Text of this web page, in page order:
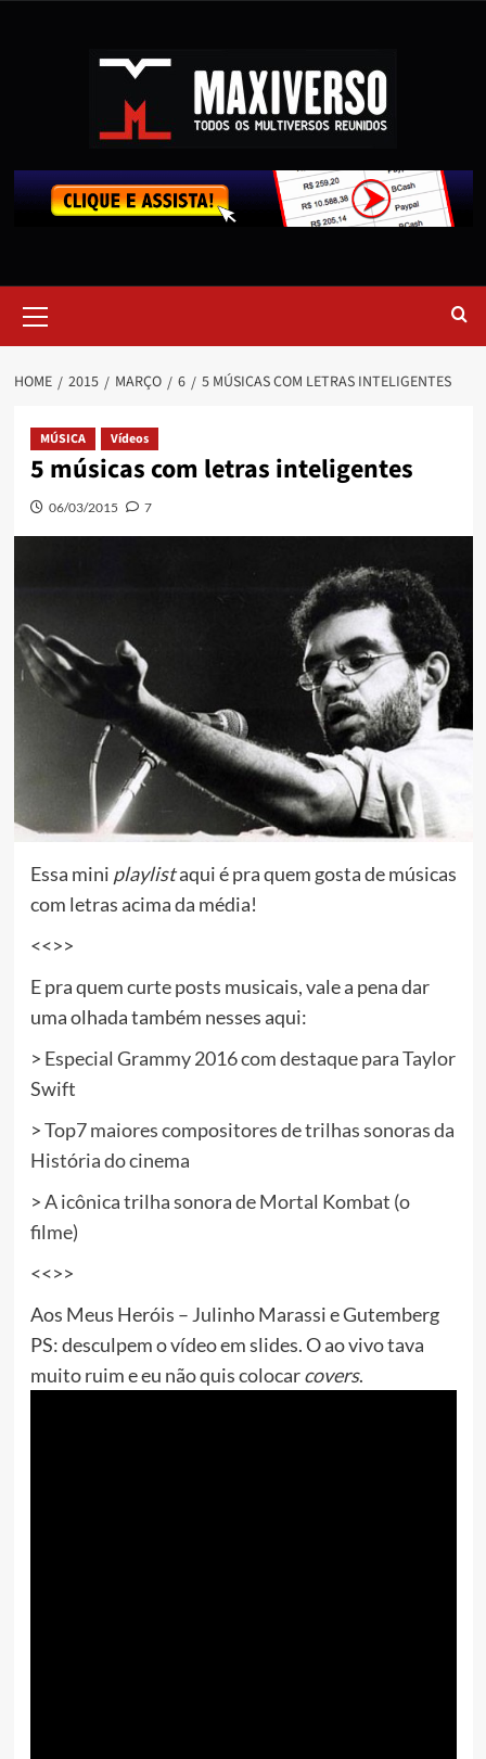
HOME 2015 MARÇO 6 5 MÚSICAS COM LETRAS INTELIGENTES
MÚSICA Vídeos
5 músicas com letras inteligentes
06/03/2015 7
Essa mini playlistaqui é pra quem gosta de músicas
com letras acima da média!
<<>>
E pra quem curte posts musicais, vale a pena dar
uma olhada também nesses aqui:
> Especial Grammy 2016 com destaque para Taylor
Swift
>Top7 maiores compositores de trilhas sonoras da
História do cinema
>A icônica trilha sonora de Mortal Kombat (o
filme)
<<>>
Aos Meus Heróis – Julinho Marassi e Gutemberg
PS: desculpem o vídeo em slides. O ao vivo tava
muito ruim e eu não quis colocarcovers.